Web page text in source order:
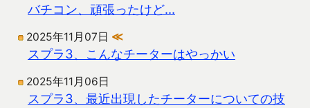
バチコン、頑張ったけど…
2025年11月07日 ≪
スプラ3、こんなチーターはやっかい
2025年11月06日
スプラ3、最近出現したチーターについての技